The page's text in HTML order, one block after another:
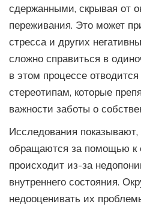
сдержанными, скрывая от
переживания. Это может
стресса и других
сложно справиться в
в этом процессе
стереотипам, которые
важности заботы о
Исследования
обращаются за помощью к
происходит из-за
внутреннего состояния.
недооценивать их